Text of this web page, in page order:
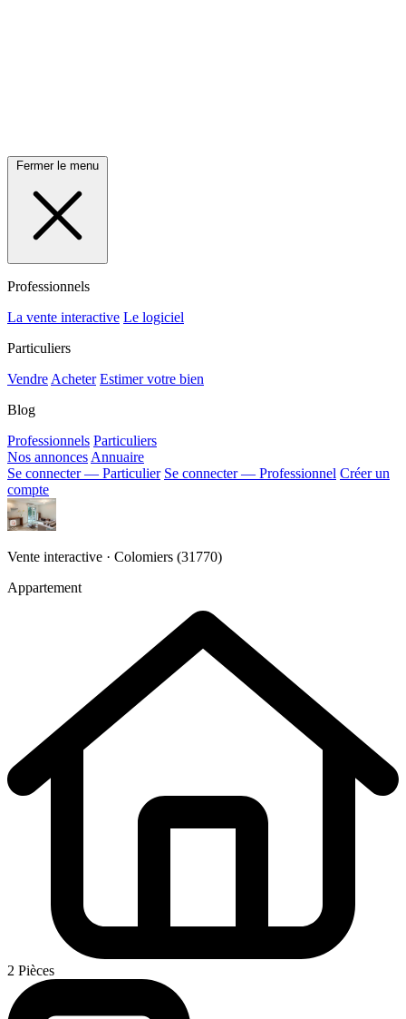
Fermer le menu
Professionnels
La vente interactive Le logiciel
Particuliers
Vendre Acheter Estimer votre bien
Blog
Professionnels Particuliers
Nos annonces Annuaire
Se connecter — Particulier Se connecter — Professionnel Créer un
compte
Vente interactive · Colomiers (31770)
Appartement
2 Pièces